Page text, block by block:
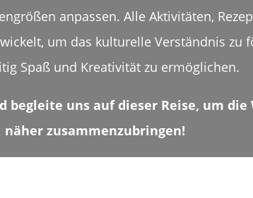
anpassen. Alle Aktivitäten,
um das kulturelle Verständnis zu
Spaß und Kreativität zu ermöglichen.
begleite uns auf dieser Reise, um die
näher zusammenzubringen!